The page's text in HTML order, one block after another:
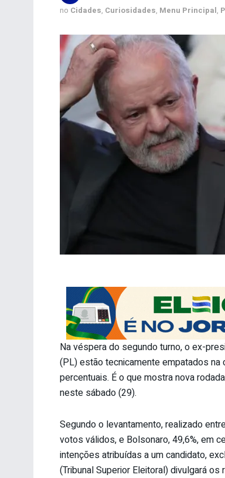
no Cidades, Curiosidades, Menu Principal,
Na véspera do segundo turno, o ex-
(PL) estão tecnicamente empatados
percentuais. É o que mostra nova
neste sábado (29).
Segundo o levantamento, realizado
votos válidos, e Bolsonaro, 49,6%, em
intenções atribuídas a um candidato,
(Tribunal Superior Eleitoral) divulgará